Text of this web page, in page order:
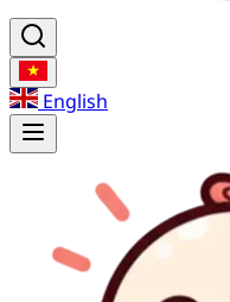
English